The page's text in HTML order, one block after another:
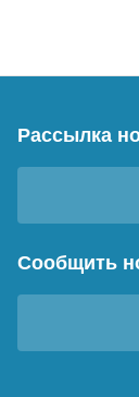
Рассылка
Сообщить